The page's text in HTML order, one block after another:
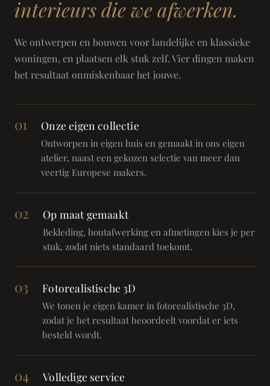
interieurs die we afwerken.
We ontwerpen en bouwen voor landelijke en klassieke
woningen, en plaatsen elk stuk zelf. Vier dingen maken
het resultaat onmiskenbaar het jouwe.
01 Onze eigen collectie
Ontworpen in eigen huis en gemaakt in ons eigen
atelier, naast een gekozen selectie van meer dan
veertig Europese makers.
02 Op maat gemaakt
Bekleding, houtafwerking en afmetingen kies je per
stuk, zodat niets standaard toekomt.
03 Fotorealistische 3D
We tonen je eigen kamer in fotorealistische 3D,
zodat je het resultaat beoordeelt voordat er iets
besteld wordt.
04 Volledige service